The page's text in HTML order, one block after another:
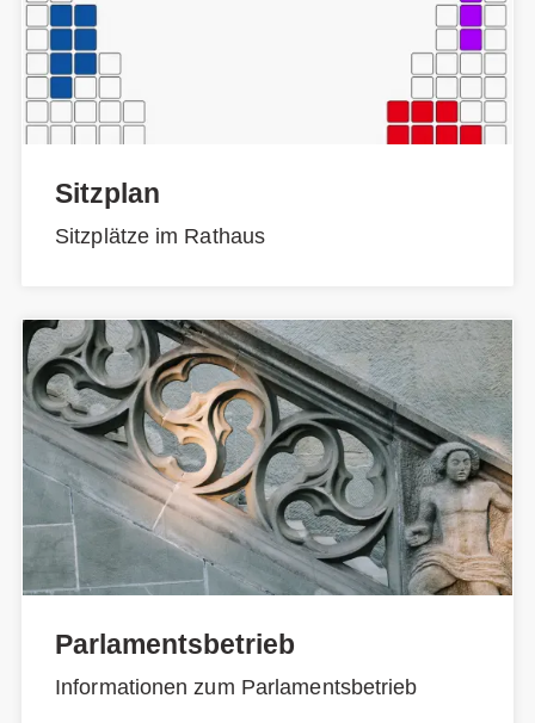
Sitzplan
Sitzplätze im Rathaus
Parlamentsbetrieb
Informationen zum Parlamentsbetrieb